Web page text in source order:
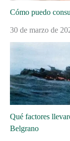
Cómo puedo
30 de marzo de
Qué factores
Belgrano